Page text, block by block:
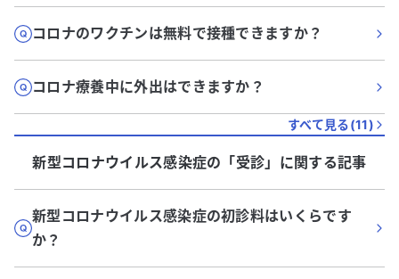
コロナのワクチンは無料で接種できますか？
コロナ療養中に外出はできますか？
すべて見る(11)
新型コロナウイルス感染症の「受診」に関する記事
新型コロナウイルス感染症の初診料はいくらです
か？